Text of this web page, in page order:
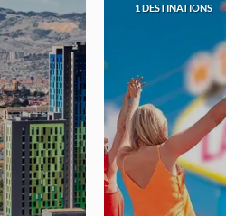
1 DESTINATIONS